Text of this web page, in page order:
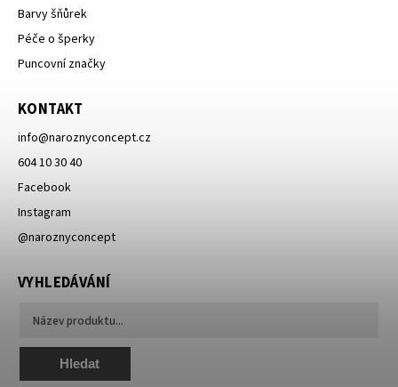
Barvy šňůrek
Péče o šperky
Puncovní značky
KONTAKT
info@naroznyconcept.cz
604 10 30 40
Facebook
Instagram
@naroznyconcept
VYHLEDÁVÁNÍ
Hledat